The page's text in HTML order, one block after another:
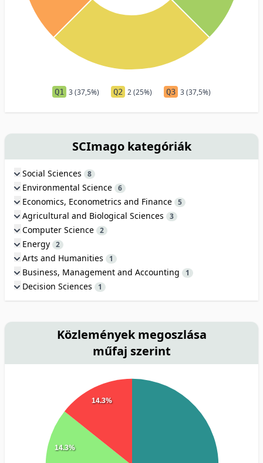
Q1 3 (37,5%) Q2 2 (25%) Q3 3 (37,5%)
SCImago kategóriák
Social Sciences 8
Environmental Science 6
Economics, Econometrics and Finance 5
Agricultural and Biological Sciences 3
Computer Science 2
Energy 2
Arts and Humanities 1
Business, Management and Accounting 1
Decision Sciences 1
Közlemények megoszlása
műfaj szerint
14.3%
14.3%